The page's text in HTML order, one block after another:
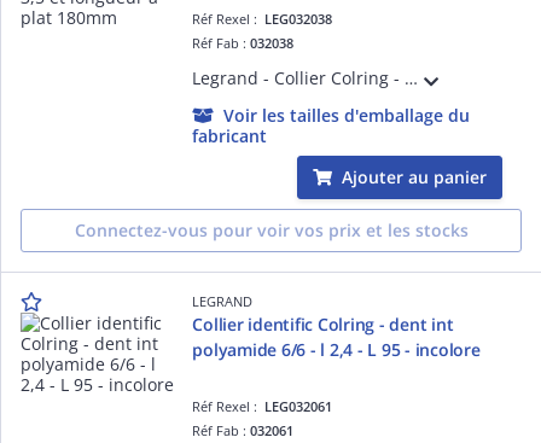
Réf Rexel : LEG032038
Réf Fab :032038
Legrand - Collier Colring - dent int polyamide 6/6 - l 3,5 - L 180 - incolore (blist)
Voir les tailles d'emballage du
fabricant
Ajouter au panier
Connectez-vous pour voir vos prix et les stocks
LEGRAND
Collier identific Colring - dent int
polyamide 6/6 - l 2,4 - L 95 - incolore
Réf Rexel : LEG032061
Réf Fab :032061